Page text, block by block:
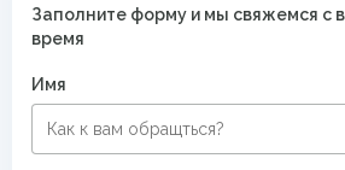
Заполните форму и мы свяжемся с
время
Имя